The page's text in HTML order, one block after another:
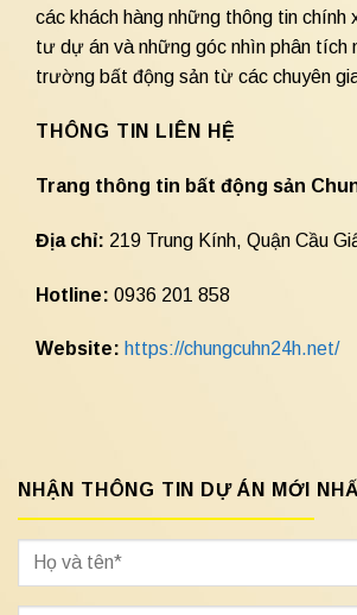
các khách hàng những thông tin chính
tư dự án và những góc nhìn phân tích
trường bất động sản từ các chuyên
THÔNG TIN LIÊN HỆ
Trang thông tin bất động sản
Địa chỉ: 219 Trung Kính, Quận Cầu
Hotline: 0936 201 858
Website: https://chungcuhn24h.net/
NHẬN THÔNG TIN DỰ ÁN MỚI